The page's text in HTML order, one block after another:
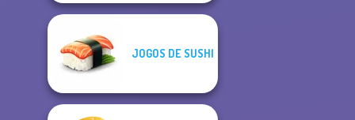
JOGOS DE SUSHI